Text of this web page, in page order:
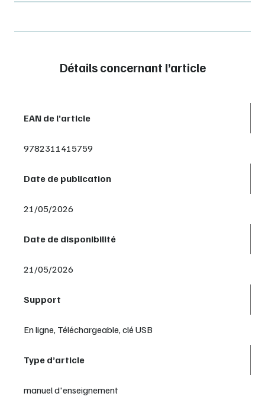
Détails concernant l’article
EAN de l’article
9782311415759
Date de publication
21/05/2026
Date de disponibilité
21/05/2026
Support
En ligne, Téléchargeable, clé USB
Type d’article
manuel d'enseignement